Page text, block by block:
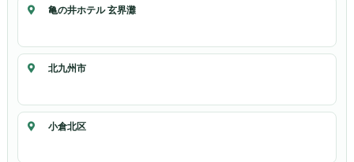
亀の井ホテル 玄界灘
北九州市
小倉北区